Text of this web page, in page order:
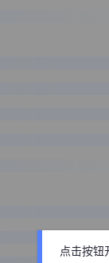
点击按钮